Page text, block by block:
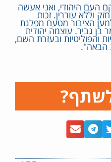
העם היהודי, ואני אעשה
וללא עוררין. זכות
הציבור מטעם מפלגת
בן גביר. עוצמה יהודית
והפוליטיות ובעזרת השם,
הבאה".